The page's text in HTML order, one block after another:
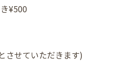
¥500
させていただきます)